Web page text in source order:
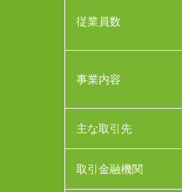
従業員数
事業内容
主な取引先
取引金融機関